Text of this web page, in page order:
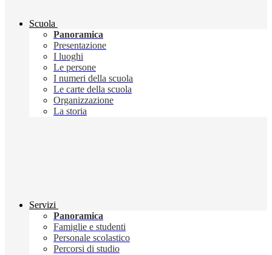
Scuola
Panoramica
Presentazione
I luoghi
Le persone
I numeri della scuola
Le carte della scuola
Organizzazione
La storia
Servizi
Panoramica
Famiglie e studenti
Personale scolastico
Percorsi di studio